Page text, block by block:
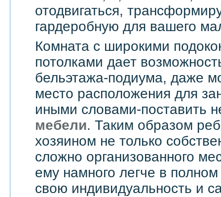
отодвигаться,
гардеробную для вашего
Комната с широкими
потолками дает
бельэтажа-подиума, даже
место расположения для
иными словами-поставить
мебели. Таким образом
хозяином не только
сложно организованного
ему намного легче в
свою индивидуальность и